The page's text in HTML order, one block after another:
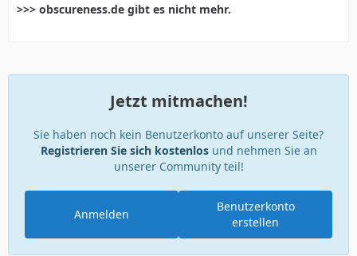
>>> obscureness.de gibt es nicht mehr.
Jetzt mitmachen!
Sie haben noch kein Benutzerkonto auf unserer Seite?
Registrieren Sie sich kostenlosund nehmen Sie an
unserer Community teil!
Benutzerkonto
erstellen
Anmelden